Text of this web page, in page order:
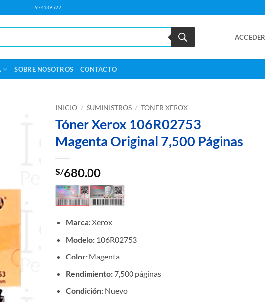
974439522
ACCEDER
SOBRE NOSOTROS CONTACTO
INICIO / SUMINISTROS / TONER XEROX
Tóner Xerox 106R02753
Magenta Original 7,500 Páginas
S/680.00
Marca:Xerox
Modelo:106R02753
Color:Magenta
Rendimiento:7,500 páginas
Condición:Nuevo